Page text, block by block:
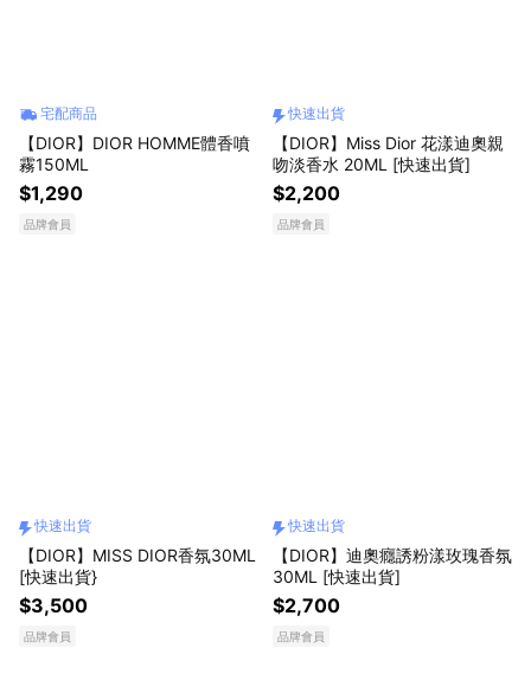
宅配商品
【DIOR】DIOR HOMME體香噴
霧150ML
$1,290
品牌會員
快速出貨
【DIOR】Miss Dior 花漾迪奧親
吻淡香水 20ML [快速出貨]
$2,200
品牌會員
快速出貨
【DIOR】MISS DIOR香氛30ML
[快速出貨}
$3,500
品牌會員
快速出貨
【DIOR】迪奧癮誘粉漾玫瑰香氛
30ML [快速出貨]
$2,700
品牌會員